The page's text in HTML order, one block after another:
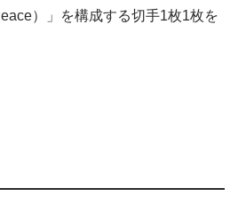
）」を構成する切手1枚1枚を